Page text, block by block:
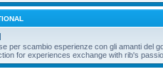
per scambio esperienze con gli amanti del
for experiences exchange with rib's